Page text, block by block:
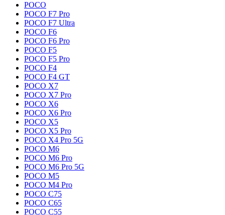
POCO
POCO F7 Pro
POCO F7 Ultra
POCO F6
POCO F6 Pro
POCO F5
POCO F5 Pro
POCO F4
POCO F4 GT
POCO X7
POCO X7 Pro
POCO X6
POCO X6 Pro
POCO X5
POCO X5 Pro
POCO X4 Pro 5G
POCO M6
POCO M6 Pro
POCO M6 Pro 5G
POCO M5
POCO M4 Pro
POCO C75
POCO C65
POCO C55